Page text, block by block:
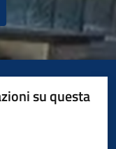
su questa